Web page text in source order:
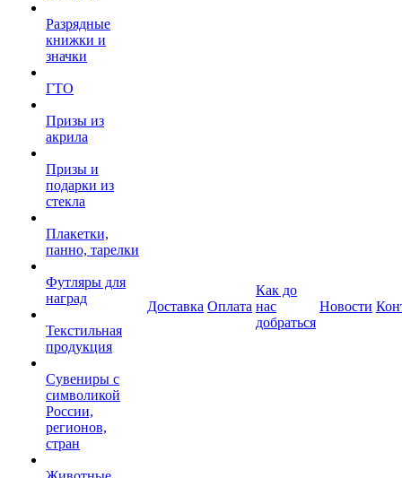
Разрядные
книжки и
значки
ГТО
Призы из
акрила
Призы и
подарки из
стекла
Плакетки,
панно, тарелки
Футляры для
наград
Текстильная
продукция
Сувениры с
символикой
России,
регионов,
стран
Доставка Оплата
Как до
нас
добраться
Новости